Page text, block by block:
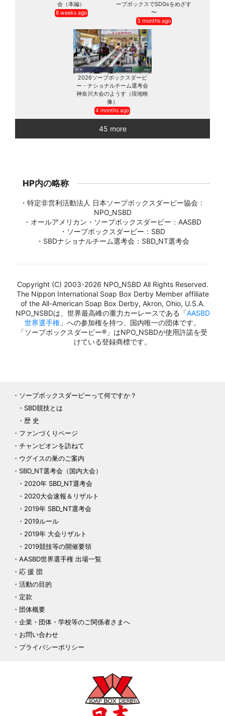
会（本編）
8 weeks ago
ープボックスでSDGsをめざす
〜
3 months ago
2026ソープボックスダービ
ー・ナショナルチーム選考会
神奈川大会のようす（現地映
像）
4 months ago
45 more
HP内の略称
・特定非営利活動法人 日本ソープボックスダービー協会：
NPO_NSBD
・オールアメリカン・ソープボックスダービー：AASBD
・ソープボックスダービー：SBD
・SBDナショナルチーム選考会：SBD_NT選考会
Copyright (C) 2003-2026 NPO_NSBD All Rights Reserved.
The Nippon International Soap Box Derby Member affiliate
of the All-American Soap Box Derby, Akron, Ohio, U.S.A.
NPO_NSBDは、世界最高峰の重力カーレースである「AASBD
世界選手権 」への参加権を持つ、国内唯一の団体です。
「ソープボックスダービー®」はNPO_NSBDが使用許諾を受
けている登録商標です。
ソープボックスダービーって何ですか？
SBD競技とは
歴 史
ファンづくりページ
チャンピオンを訪ねて
ウグイスの巣のご案内
SBD_NT選考会（国内大会）
2020年 SBD_NT選考会
2020大会速報＆リザルト
2019年 SBD_NT選考会
2019ルール
2019年 大会リザルト
2019競技等の開催要領
AASBD世界選手権 出場一覧
応 援 団
活動の目的
定款
団体概要
企業・団体・学校等のご関係者さまへ
お問い合わせ
プライバシーポリシー